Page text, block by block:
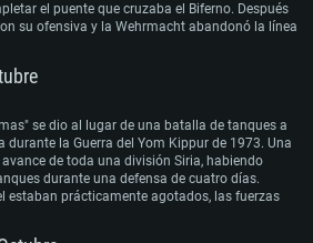
DE SISTEMA
el puente que cruzaba el Biferno. Después
su ofensiva y la Wehrmacht abandonó la línea
se dio al lugar de una batalla de tanques a
durante la Guerra del Yom Kippur de 1973. Una
de toda una división Siria, habiendo
durante una defensa de cuatro días.
estaban prácticamente agotados, las fuerzas